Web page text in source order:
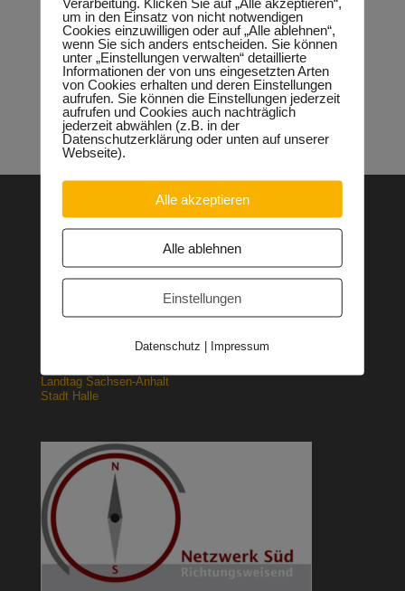
26.03.2026
Orgacid-Altlasten: Bund und Land mit in der Verantwortung
15.02.2026
Halle: Sondervermögen Infrastruktur für die Europachaussee
nutzen! 12.02.2026
Lehrpläne: Grundsteine für spätere Ausbildung werden in der
Grundschule gelegt 23.01.2026
CDU – Deutschland
CDU – Sachsen-Anhalt
CDU/CSU – Bundestagsfraktion
CDU – Fraktion im Landtag
Landtag Sachsen-Anhalt
Stadt Halle
um in den Einsatz von nicht notwendigen
Cookies einzuwilligen oder auf „Alle ablehnen“,
wenn Sie sich anders entscheiden. Sie können
unter „Einstellungen verwalten“ detaillierte
Informationen der von uns eingesetzten Arten
von Cookies erhalten und deren Einstellungen
aufrufen. Sie können die Einstellungen jederzeit
aufrufen und Cookies auch nachträglich
jederzeit abwählen (z.B. in der
Datenschutzerklärung oder unten auf unserer
Webseite).
Alle akzeptieren
Alle ablehnen
Einstellungen
Datenschutz | Impressum